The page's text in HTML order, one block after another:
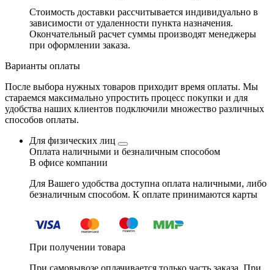
Стоимость доставки рассчитывается индивидуально в
зависимости от удаленности пункта назначения.
Окончательный расчет суммы производят менеджеры
при оформлении заказа.
Варианты оплаты
После выбора нужных товаров приходит время оплаты. Мы
стараемся максимально упростить процесс покупки и для
удобства наших клиентов подключили множество различных
способов оплаты.
Для физических лиц
Оплата наличными и безналичным способом
В офисе компании
Для Вашего удобства доступна оплата наличными, либо
безналичным способом. К оплате принимаются карты
При получении товара
При самовывозе оплачивается только часть заказа. При